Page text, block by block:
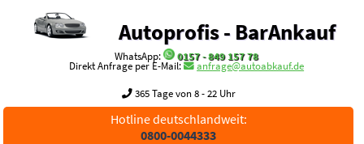
Autoprofis - BarAnkauf
WhatsApp:
0157 - 849 157 78
Direkt Anfrage per E-Mail:
anfrage@autoabkauf.de
365 Tage von 8 - 22 Uhr
Hotline deutschlandweit:
0800-0044333